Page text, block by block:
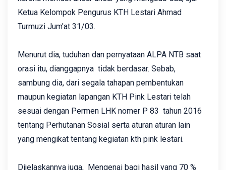
Ketua Kelompok Pengurus KTH Lestari Ahmad
Turmuzi Jum'at 31/03.
Menurut dia, tuduhan dan pernyataan ALPA NTB saat
orasi itu, dianggapnya tidak berdasar. Sebab,
sambung dia, dari segala tahapan pembentukan
maupun kegiatan lapangan KTH Pink Lestari telah
sesuai dengan Permen LHK nomer P 83 tahun 2016
tentang Perhutanan Sosial serta aturan aturan lain
yang mengikat tentang kegiatan kth pink lestari.
Dijelaskannya juga, Mengenai bagi hasil yang 70 %